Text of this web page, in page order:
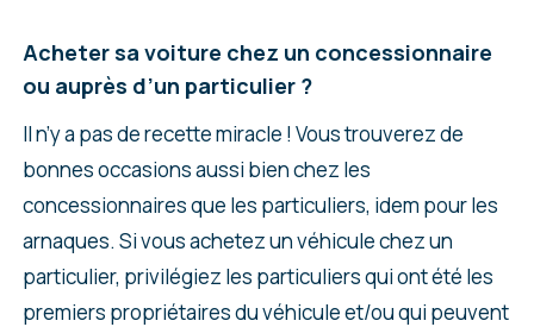
Acheter sa voiture chez un concessionnaire
ou auprès d’un particulier ?
Il n’y a pas de recette miracle ! Vous trouverez de
bonnes occasions aussi bien chez les
concessionnaires que les particuliers, idem pour les
arnaques. Si vous achetez un véhicule chez un
particulier, privilégiez les particuliers qui ont été les
premiers propriétaires du véhicule et/ou qui peuvent